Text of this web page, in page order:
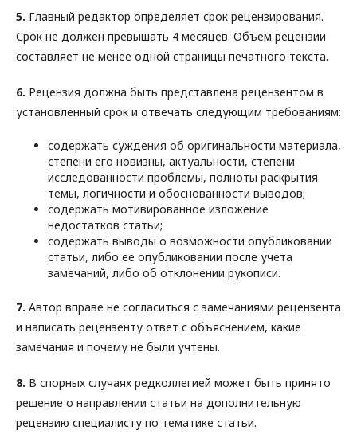
5. Главный редактор определяет срок рецензирования.
Срок не должен превышать 4 месяцев. Объем рецензии
составляет не менее одной страницы печатного текста.
6. Рецензия должна быть представлена рецензентом в
установленный срок и отвечать следующим требованиям:
содержать суждения об оригинальности материала,
степени его новизны, актуальности, степени
исследованности проблемы, полноты раскрытия
темы, логичности и обоснованности выводов;
содержать мотивированное изложение
недостатков статьи;
содержать выводы о возможности опубликовании
статьи, либо ее опубликовании после учета
замечаний, либо об отклонении рукописи.
7. Автор вправе не согласиться с замечаниями рецензента
и написать рецензенту ответ с объяснением, какие
замечания и почему не были учтены.
8. B спорных случаях редколлегией может быть принято
решение о направлении статьи на дополнительную
рецензию специалисту по тематике статьи.